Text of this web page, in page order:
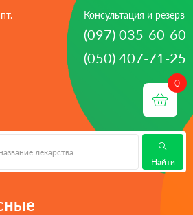
Консультация и резерв
(097) 035-60-60
(050) 407-71-25
Найти
Противопростудные препараты (ОРЗ,
(иммуностимулирующие)